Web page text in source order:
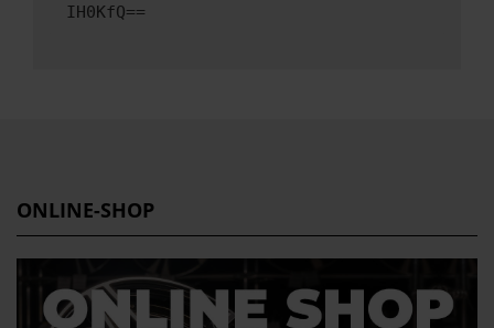
IH0KfQ==
ONLINE-SHOP